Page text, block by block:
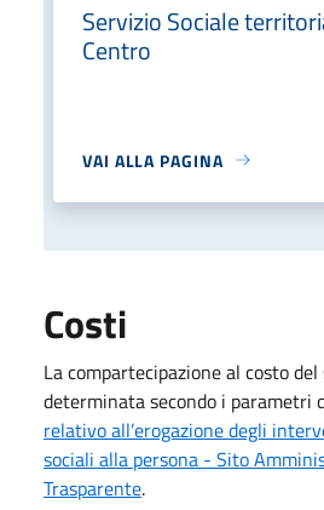
Servizio Sociale
Centro
VAI ALLA PAGINA
Costi
La compartecipazione al costo
determinata secondo i parametri
relativo all’erogazione degli
sociali alla persona - Sito
Trasparente.